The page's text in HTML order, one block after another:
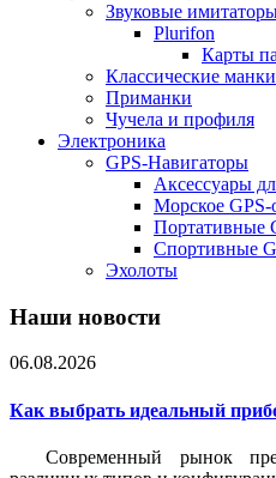
Звуковые
Plurifon
Карты
Классические манки
Приманки
Чучела и профиля
Электроника
GPS-Навигаторы
Аксессуары
Морское GPS-
Портативные
Спортивные
Эхолоты
Наши новости
06.08.2026
Как выбрать идеальный
Современный рынок